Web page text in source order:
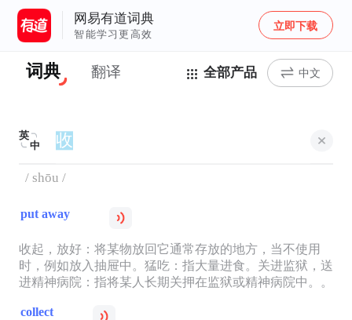
网易有道词典
智能学习更高效
立即下载
词典 翻译 全部产品 中文
英
中
/ shōu /
put away
收起，放好：将某物放回它通常存放的地方，当不使用
时，例如放入抽屉中。猛吃：指大量进食。关进监狱，送
进精神病院：指将某人长期关押在监狱或精神病院中。。
collect